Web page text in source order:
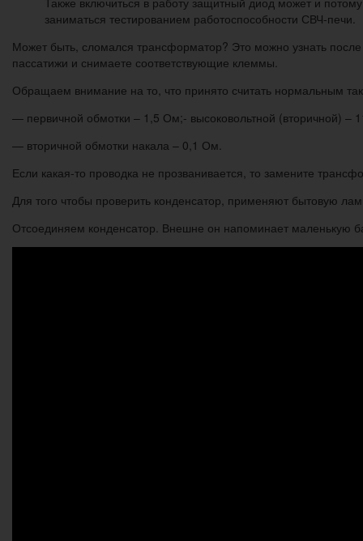
заниматься тестированием работоспособности СВЧ-печи.
Может быть, сломался трансформатор? Это можно узнать
пассатижи и снимаете соответствующие клеммы.
Обращаем внимание на то, что принято считать нормальным
— первичной обмотки – 1,5 Ом;- высоковольтной (вторичной) –
— вторичной обмотки накала – 0,1 Ом.
Если какая-то проводка не прозванивается, то замените
Для того чтобы проверить конденсатор, применяют бытовую
Отсоединяем конденсатор. Внешне он напоминает маленькую